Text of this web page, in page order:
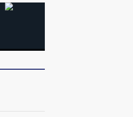
第三对
住三大增长引擎是什么？